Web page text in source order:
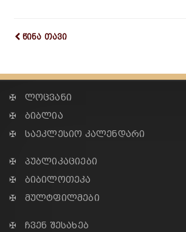
წინა თავი
✠ ლოცვანი
✠ ბიბლია
✠ საეკლესიო კალენდარი
✠ პუბლიკაციები
✠ ბიბილოთეკა
✠ მულტფილმები
✠ ჩვენ შესახებ